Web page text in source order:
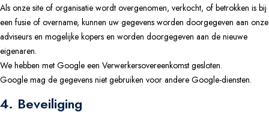
Als onze site of organisatie wordt overgenomen, verkocht, of betrokken is bij
een fusie of overname, kunnen uw gegevens worden doorgegeven aan onze
adviseurs en mogelijke kopers en worden doorgegeven aan de nieuwe
eigenaren.
We hebben met Google een Verwerkersovereenkomst gesloten.
Google mag de gegevens niet gebruiken voor andere Google-diensten.
4. Beveiliging